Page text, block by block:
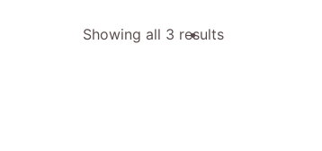
Showing all 3 results